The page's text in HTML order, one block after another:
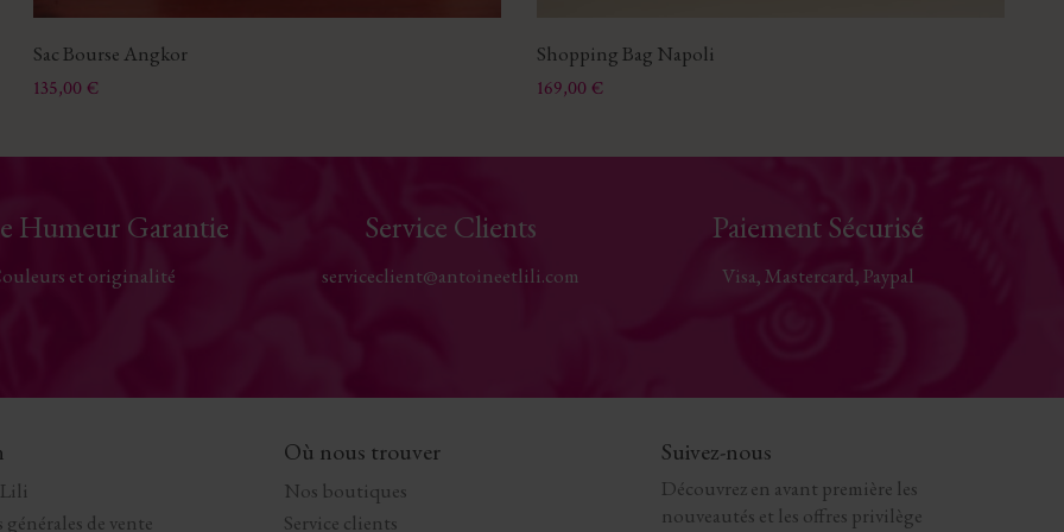
Sac Bourse Angkor
Prix
135,00 €
Shopping Bag Napoli
Prix
169,00 €
Humeur Garantie
et originalité
Service Clients
serviceclient@antoineetlili.com
Paiement Sécurisé
Visa, Mastercard, Paypal
de vente
Où nous trouver
Nos boutiques
Service clients
Suivez-nous
Découvrez en avant première les
nouveautés et les offres privilège